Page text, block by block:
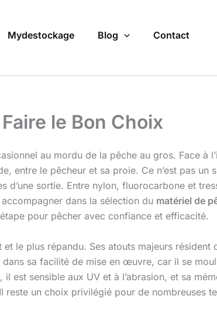
Mydestockage Blog Contact
le Bon Choix
au mordu de la pêche au gros. Face à
entre le pêcheur et sa proie. Ce n’est pas un
d’une sortie. Entre nylon, fluorocarbone et
dans la sélection du matériel de
pour pêcher avec confiance et efficacité.
le plus répandu. Ses atouts majeurs résident
sa facilité de mise en œuvre, car il se
est sensible aux UV et à l’abrasion, et sa
un choix privilégié pour de nombreuses